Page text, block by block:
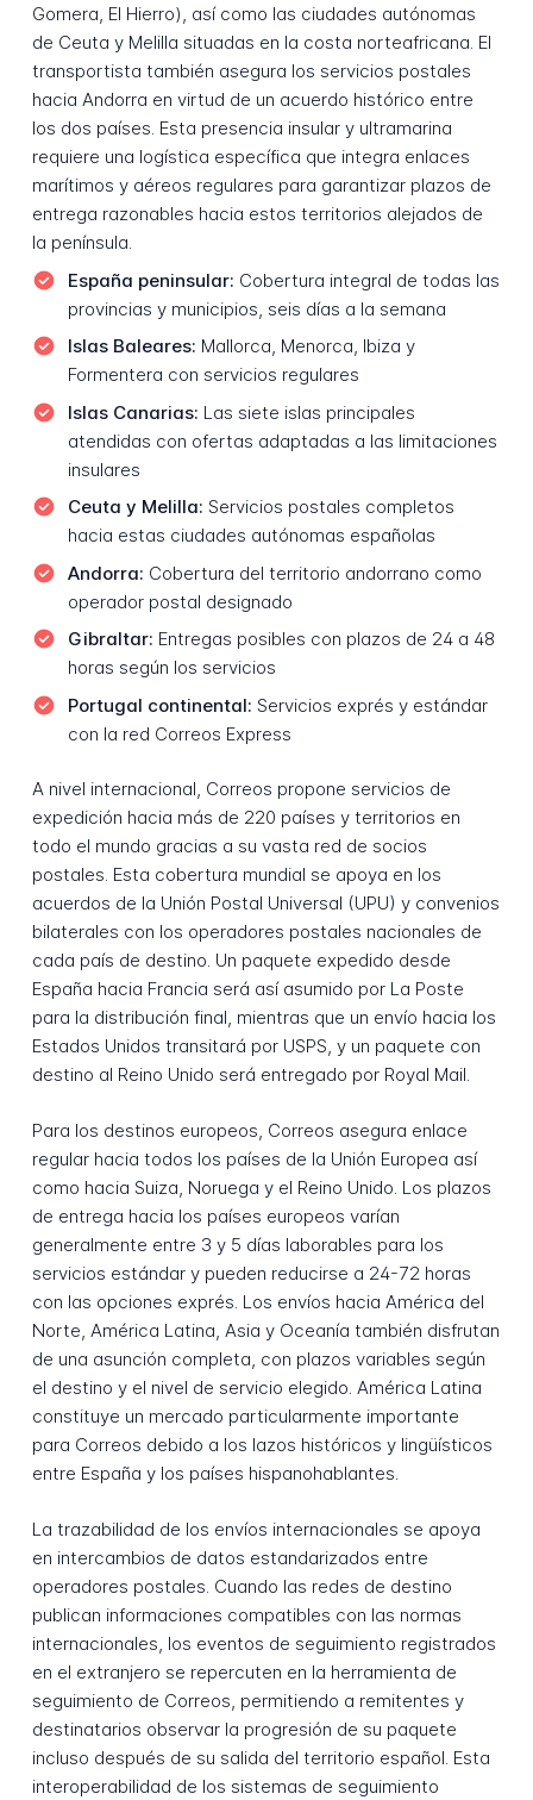
Gomera, El Hierro), así como las ciudades autónomas
de Ceuta y Melilla situadas en la costa norteafricana. El
transportista también asegura los servicios postales
hacia Andorra en virtud de un acuerdo histórico entre
los dos países. Esta presencia insular y ultramarina
requiere una logística específica que integra enlaces
marítimos y aéreos regulares para garantizar plazos de
entrega razonables hacia estos territorios alejados de
la península.
España peninsular: Cobertura integral de todas las
provincias y municipios, seis días a la semana
Islas Baleares: Mallorca, Menorca, Ibiza y
Formentera con servicios regulares
Islas Canarias: Las siete islas principales
atendidas con ofertas adaptadas a las limitaciones
insulares
Ceuta y Melilla: Servicios postales completos
hacia estas ciudades autónomas españolas
Andorra: Cobertura del territorio andorrano como
operador postal designado
Gibraltar: Entregas posibles con plazos de 24 a 48
horas según los servicios
Portugal continental: Servicios exprés y estándar
con la red Correos Express
A nivel internacional, Correos propone servicios de
expedición hacia más de 220 países y territorios en
todo el mundo gracias a su vasta red de socios
postales. Esta cobertura mundial se apoya en los
acuerdos de la Unión Postal Universal (UPU) y convenios
bilaterales con los operadores postales nacionales de
cada país de destino. Un paquete expedido desde
España hacia Francia será así asumido por La Poste
para la distribución final, mientras que un envío hacia los
Estados Unidos transitará por USPS, y un paquete con
destino al Reino Unido será entregado por Royal Mail.
Para los destinos europeos, Correos asegura enlace
regular hacia todos los países de la Unión Europea así
como hacia Suiza, Noruega y el Reino Unido. Los plazos
de entrega hacia los países europeos varían
generalmente entre 3 y 5 días laborables para los
servicios estándar y pueden reducirse a 24-72 horas
con las opciones exprés. Los envíos hacia América del
Norte, América Latina, Asia y Oceanía también disfrutan
de una asunción completa, con plazos variables según
el destino y el nivel de servicio elegido. América Latina
constituye un mercado particularmente importante
para Correos debido a los lazos históricos y lingüísticos
entre España y los países hispanohablantes.
La trazabilidad de los envíos internacionales se apoya
en intercambios de datos estandarizados entre
operadores postales. Cuando las redes de destino
publican informaciones compatibles con las normas
internacionales, los eventos de seguimiento registrados
en el extranjero se repercuten en la herramienta de
seguimiento de Correos, permitiendo a remitentes y
destinatarios observar la progresión de su paquete
incluso después de su salida del territorio español. Esta
interoperabilidad de los sistemas de seguimiento